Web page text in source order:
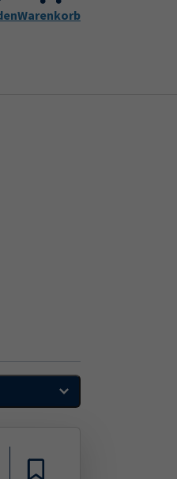
Sprache
Warenkorb